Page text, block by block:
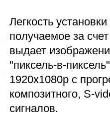
Легкость
получаемое за
выдает
"пиксель-в-
1920x1080p с
композитного, S-
сигналов.